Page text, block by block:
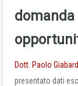
domanda
Dott. Paolo
presentato dati